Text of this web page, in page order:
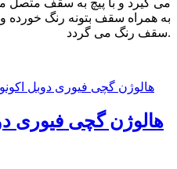
می گیرد و با پیچ به سقف متصل
به همراه سقف بتونه رنگ خورده
سقف رنگ می گردد.
هالوژن گچی فیوری